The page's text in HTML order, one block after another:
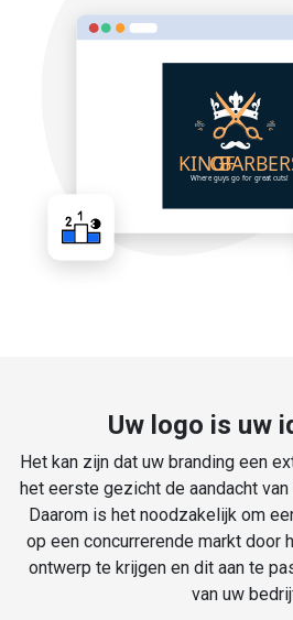
Uw logo is uw
Het kan zijn dat uw branding een
het eerste gezicht de aandacht
Daarom is het noodzakelijk om
op een concurrerende markt door
ontwerp te krijgen en dit aan te
van uw